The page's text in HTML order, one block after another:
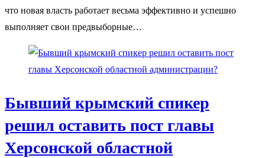
что новая власть работает весьма эффективно и успешно
выполняет свои предвыборные…
Бывший крымский спикер
решил оставить пост главы
Херсонской областной